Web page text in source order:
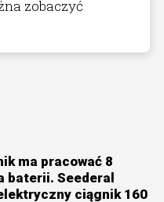
zobaczyć
ma pracować 8
baterii. Seederal
ciągnik 160